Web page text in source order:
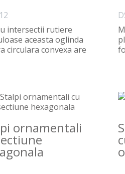
intersectii rutiere
aceasta oglinda
circulara convexa are
ornamentali